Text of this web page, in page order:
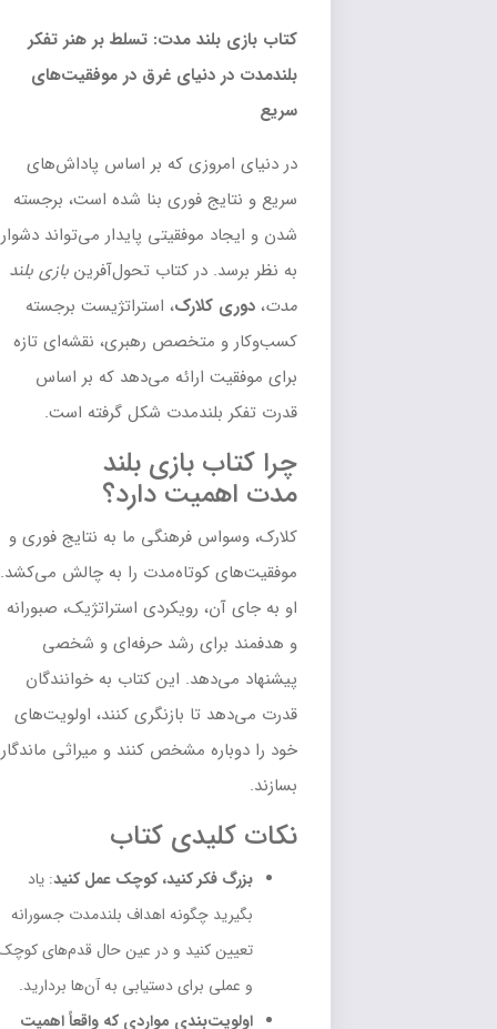
کتاب بازی بلند مدت: تسلط بر هنر تفکر
بلندمدت در دنیای غرق در موفقیت‌های
در دنیای امروزی که بر اساس پاداش‌های
سریع و نتایج فوری بنا شده است، برجسته
شدن و ایجاد موفقیتی پایدار می‌تواند دشوار
به نظر برسد. در کتاب تحول‌آفرینبازی بلند
دوری کلارک، استراتژیست برجسته
کسب‌وکار و متخصص رهبری، نقشه‌ای تازه
برای موفقیت ارائه می‌دهد که بر اساس
قدرت تفکر بلندمدت شکل گرفته است.
چرا کتاب بازی بلند
مدت اهمیت دارد؟
کلارک، وسواس فرهنگی ما به نتایج فوری و
موفقیت‌های کوتاه‌مدت را به چالش می‌کشد.
او به جای آن، رویکردی استراتژیک، صبورانه
و هدفمند برای رشد حرفه‌ای و شخصی
پیشنهاد می‌دهد. این کتاب به خوانندگان
قدرت می‌دهد تا بازنگری کنند، اولویت‌های
خود را دوباره مشخص کنند و میراثی ماندگار
نکات کلیدی کتاب
بزرگ فکر کنید، کوچک عمل کنید: یاد
بگیرید چگونه اهداف بلندمدت جسورانه
تعیین کنید و در عین حال قدم‌های کوچک
و عملی برای دستیابی به آن‌ها بردارید.
اولویت‌بندی مواردی که واقعاً اهمیت